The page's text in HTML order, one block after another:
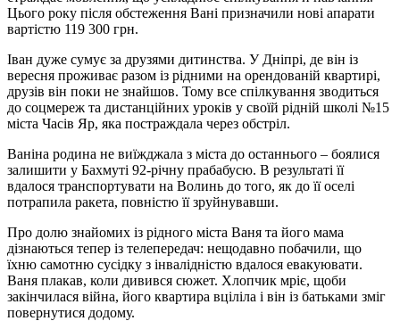
Цього року після обстеження Вані призначили нові апарати
вартістю 119 300 грн.
Іван дуже сумує за друзями дитинства. У Дніпрі, де він із
вересня проживає разом із рідними на орендованій квартирі,
друзів він поки не знайшов. Тому все спілкування зводиться
до соцмереж та дистанційних уроків у своїй рідній школі №15
міста Часів Яр, яка постраждала через обстріл.
Ваніна родина не виїжджала з міста до останнього – боялися
залишити у Бахмуті 92-річну прабабусю. В результаті її
вдалося транспортувати на Волинь до того, як до її оселі
потрапила ракета, повністю її зруйнувавши.
Про долю знайомих із рідного міста Ваня та його мама
дізнаються тепер із телепередач: нещодавно побачили, що
їхню самотню сусідку з інвалідністю вдалося евакуювати.
Ваня плакав, коли дивився сюжет. Хлопчик мріє, щоби
закінчилася війна, його квартира вціліла і він із батьками зміг
повернутися додому.